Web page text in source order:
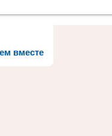
вместе